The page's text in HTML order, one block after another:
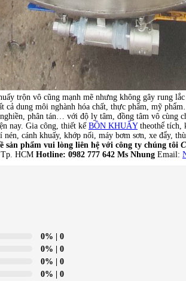
trộn vô cũng mạnh mẽ nhưng không gây rung
cả dung môi nghành hóa chất, thực phẩm, mỹ
nghiền, phân tán… với độ ly tâm, đồng tâm vô cùng
nay. Gia công, thiết kế BỒN KHUẤYtheothể tích,
cánh khuấy, khớp nối, máy bơm sơn, xe đẩy,
sản phẩm vui lòng liên hệ với công ty chúng tôi
HCM Hotline: 0982 777 642 Ms Nhung Email:
0% | 0
0% | 0
0% | 0
0% | 0